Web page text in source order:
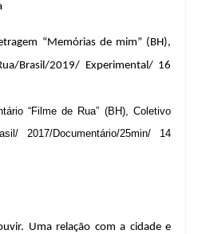
“Memórias de mim” (BH),
/Brasil/2019/ Experimental/ 16
“Filme de Rua” (BH), Coletivo
2017/Documentário/25min/ 14
Uma relação com a cidade e